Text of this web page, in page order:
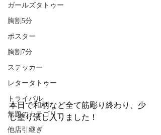
ガールズタトゥー
胸割5分
ポスター
胸割7分
ステッカー
レタータトゥー
トライバル
無題のカテゴリー
他店引継ぎ
本日で和柄など全て筋彫り終わり、少
し塗り潰し入りました！